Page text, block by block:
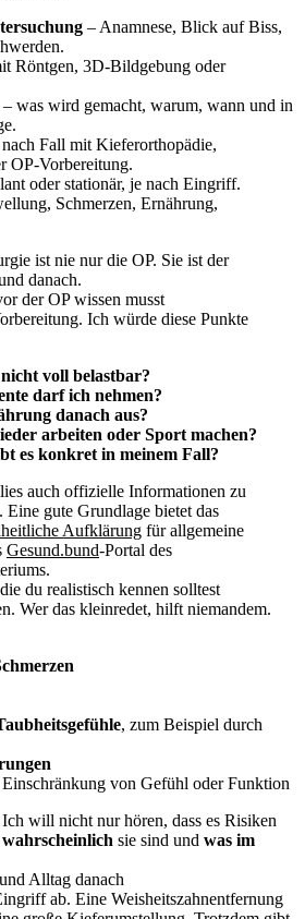
– Anamnese, Blick auf Biss,
Röntgen, 3D-Bildgebung oder
– was wird gemacht, warum, wann und in
Fall mit Kieferorthopädie,
OP-Vorbereitung.
oder stationär, je nach Eingriff.
Schmerzen, Ernährung,
ist nie nur die OP. Sie ist der
danach.
der OP wissen musst
Ich würde diese Punkte
voll belastbar?
darf ich nehmen?
danach aus?
arbeiten oder Sport machen?
es konkret in meinem Fall?
auch offizielle Informationen zu
gute Grundlage bietet das
Aufklärung für allgemeine
Gesund.bund-Portal des
du realistisch kennen solltest
Wer das kleinredet, hilft niemandem.
, zum Beispiel durch
Einschränkung von Gefühl oder Funktion
will nicht nur hören, dass es Risiken
sie sind und was im
Alltag danach
ab. Eine Weisheitszahnentfernung